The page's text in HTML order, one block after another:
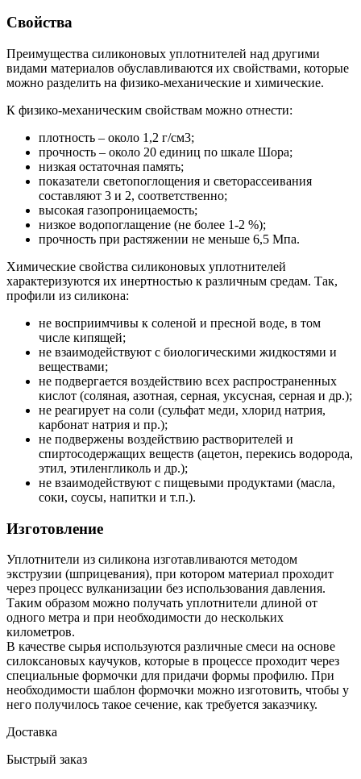
Свойства
Преимущества силиконовых уплотнителей над другими
видами материалов обуславливаются их свойствами, которые
можно разделить на физико-механические и химические.
К физико-механическим свойствам можно отнести:
плотность – около 1,2 г/см3;
прочность – около 20 единиц по шкале Шора;
низкая остаточная память;
показатели светопоглощения и светорассеивания
составляют 3 и 2, соответственно;
высокая газопроницаемость;
низкое водопоглащение (не более 1-2 %);
прочность при растяжении не меньше 6,5 Мпа.
Химические свойства силиконовых уплотнителей
характеризуются их инертностью к различным средам. Так,
профили из силикона:
не восприимчивы к соленой и пресной воде, в том
числе кипящей;
не взаимодействуют с биологическими жидкостями и
веществами;
не подвергается воздействию всех распространенных
кислот (соляная, азотная, серная, уксусная, серная и др.);
не реагирует на соли (сульфат меди, хлорид натрия,
карбонат натрия и пр.);
не подвержены воздействию растворителей и
спиртосодержащих веществ (ацетон, перекись водорода,
этил, этиленгликоль и др.);
не взаимодействуют с пищевыми продуктами (масла,
соки, соусы, напитки и т.п.).
Изготовление
Уплотнители из силикона изготавливаются методом
экструзии (шприцевания), при котором материал проходит
через процесс вулканизации без использования давления.
Таким образом можно получать уплотнители длиной от
одного метра и при необходимости до нескольких
километров.
В качестве сырья используются различные смеси на основе
силоксановых каучуков, которые в процессе проходит через
специальные формочки для придачи формы профилю. При
необходимости шаблон формочки можно изготовить, чтобы у
него получилось такое сечение, как требуется заказчику.
Доставка
Быстрый заказ